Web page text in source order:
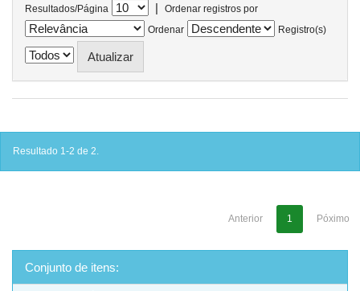
Resultados/Página |
Ordenar registros por
Ordenar
Registro(s)
Resultado 1-2 de 2.
Anterior 1 Póximo
Conjunto de itens: